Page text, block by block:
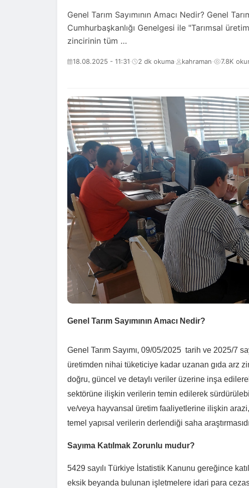
Genel Tarım Sayımının Amacı Nedir? Genel
Cumhurbaşkanlığı Genelgesi ile "Tarımsal
zincirinin tüm …
18.08.2025 - 11:31· 2 dk okuma· kahraman· 7.8K
Genel Tarım Sayımının Amacı Nedir?
Genel Tarım Sayımı, 09/05/2025 tarih ve 2025/7
üretimden nihai tüketiciye kadar uzanan gıda arz
doğru, güncel ve detaylı veriler üzerine inşa
sektörüne ilişkin verilerin temin edilerek
ve/veya hayvansal üretim faaliyetlerine ilişkin
temel yapısal verilerin derlendiği saha
Sayıma Katılmak Zorunlu mudur?
5429 sayılı Türkiye İstatistik Kanunu gereğince
eksik beyanda bulunan işletmelere idari para